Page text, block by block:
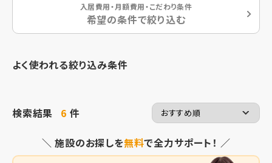
入居費用・月額費用・こだわり条件
希望の条件で絞り込む
よく使われる絞り込み条件
検索結果 6 件
＼ 施設のお探しを無料で全力サポート！ ／